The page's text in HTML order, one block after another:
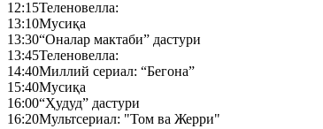
12:15Теленовелла:
13:10Мусиқа
13:30“Оналар мактаби” дастури
13:45Теленовелла:
14:40Миллий сериал: “Бегона”
15:40Мусиқа
16:00“Ҳудуд” дастури
16:20Мультсериал: "Том ва Жерри"